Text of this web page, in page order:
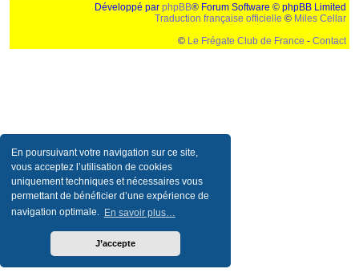
En poursuivant votre navigation sur ce site,
vous acceptez l’utilisation de cookies
uniquement techniques et nécessaires vous
permettant de bénéficier d’une expérience de
navigation optimale. En savoir plus…
J’accepte
Développé par phpBB® Forum Software © phpBB Limited
Traduction française officielle © Miles Cellar
© Le Frégate Club de France - Contact